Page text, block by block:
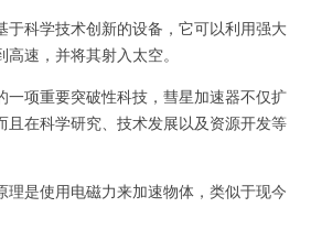
科学技术创新的设备，它可以利用强大
速，并将其射入太空。
项重要突破性科技，彗星加速器不仅扩
且在科学研究、技术发展以及资源开发等
是使用电磁力来加速物体，类似于现今